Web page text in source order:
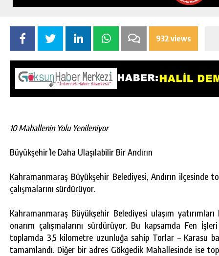
932 views
10 Mahallenin Yolu Yenileniyor
Büyükşehir’le Daha Ulaşılabilir Bir Andırın
Kahramanmaraş Büyükşehir Belediyesi, Andırın ilçesinde
çalışmalarını sürdürüyor.
Kahramanmaraş Büyükşehir Belediyesi ulaşım
onarım çalışmalarını sürdürüyor. Bu kapsamda Fen
toplamda 3,5 kilometre uzunluğa sahip Torlar – Karasu
tamamlandı. Diğer bir adres Gökgedik Mahallesinde ise